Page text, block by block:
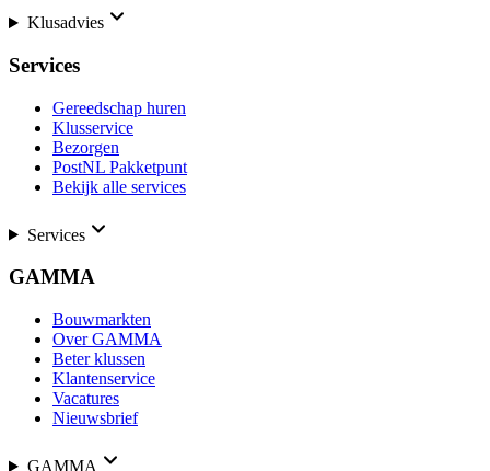
Klusadvies
Services
Gereedschap huren
Klusservice
Bezorgen
PostNL Pakketpunt
Bekijk alle services
Services
GAMMA
Bouwmarkten
Over GAMMA
Beter klussen
Klantenservice
Vacatures
Nieuwsbrief
GAMMA